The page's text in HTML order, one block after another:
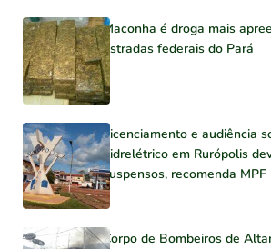
Maconha é droga mais
estradas federais do Pará
Licenciamento e audiência
hidrelétrico em Rurópolis
suspensos, recomenda MPF
Corpo de Bombeiros de